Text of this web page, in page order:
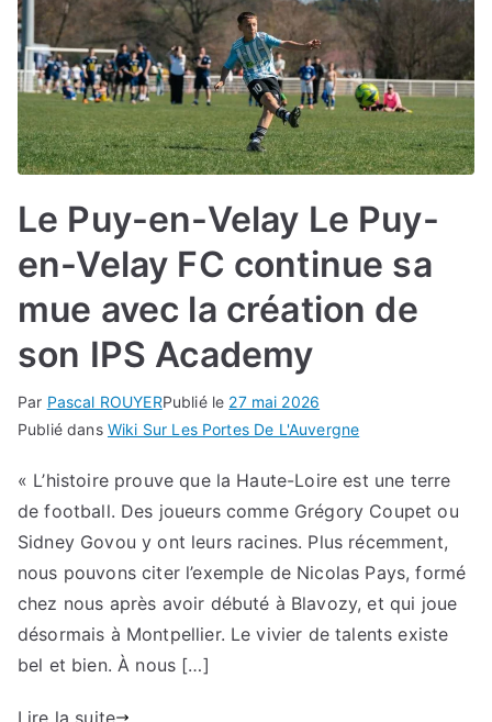
Le Puy-en-Velay Le Puy-
en-Velay FC continue sa
mue avec la création de
son IPS Academy
Par Pascal ROUYERPublié le 27 mai 2026
Publié dans Wiki Sur Les Portes De L'Auvergne
« L’histoire prouve que la Haute-Loire est une terre
de football. Des joueurs comme Grégory Coupet ou
Sidney Govou y ont leurs racines. Plus récemment,
nous pouvons citer l’exemple de Nicolas Pays, formé
chez nous après avoir débuté à Blavozy, et qui joue
désormais à Montpellier. Le vivier de talents existe
bel et bien. À nous […]